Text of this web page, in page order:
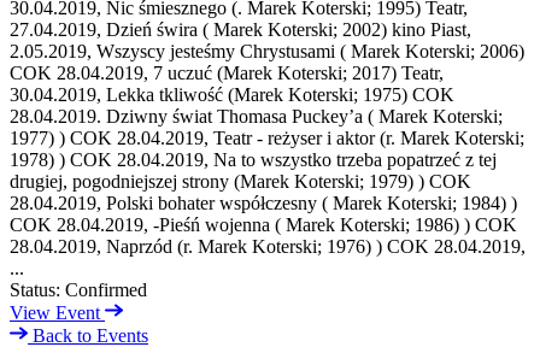
30.04.2019, Nic śmiesznego (. Marek Koterski; 1995) Teatr,
27.04.2019, Dzień świra ( Marek Koterski; 2002) kino Piast,
2.05.2019, Wszyscy jesteśmy Chrystusami ( Marek Koterski; 2006)
COK 28.04.2019, 7 uczuć (Marek Koterski; 2017) Teatr,
30.04.2019, Lekka tkliwość (Marek Koterski; 1975) COK
28.04.2019. Dziwny świat Thomasa Puckey’a ( Marek Koterski;
1977) ) COK 28.04.2019, Teatr - reżyser i aktor (r. Marek Koterski;
1978) ) COK 28.04.2019, Na to wszystko trzeba popatrzeć z tej
drugiej, pogodniejszej strony (Marek Koterski; 1979) ) COK
28.04.2019, Polski bohater współczesny ( Marek Koterski; 1984) )
COK 28.04.2019, -Pieśń wojenna ( Marek Koterski; 1986) ) COK
28.04.2019, Naprzód (r. Marek Koterski; 1976) ) COK 28.04.2019,
...
Status: Confirmed
View Event
Back to Events